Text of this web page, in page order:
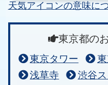
天気アイコンの意味に
東京都の
東京タワー
浅草寺
渋谷